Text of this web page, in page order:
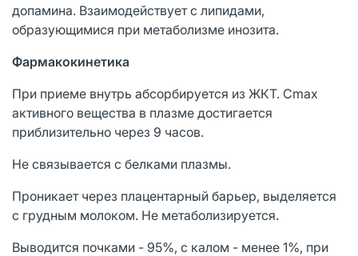
допамина. Взаимодействует с липидами,
образующимися при метаболизме инозита.
Фармакокинетика
При приеме внутрь абсорбируется из ЖКТ. Cmax
активного вещества в плазме достигается
приблизительно через 9 часов.
Не связывается с белками плазмы.
Проникает через плацентарный барьер, выделяется
с грудным молоком. Не метаболизируется.
Выводится почками - 95%, с калом - менее 1%, при